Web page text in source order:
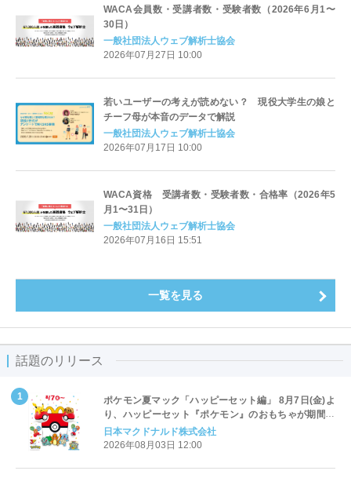
WACA会員数・受講者数・受験者数（2026年6月1〜
30日）
一般社団法人ウェブ解析士協会
2026年07月27日 10:00
若いユーザーの考えが読めない？ 現役大学生の娘と
チーフ母が本音のデータで解説
一般社団法人ウェブ解析士協会
2026年07月17日 10:00
WACA資格 受講者数・受験者数・合格率（2026年5
月1〜31日）
一般社団法人ウェブ解析士協会
2026年07月16日 15:51
一覧を見る
話題のリリース
ポケモン夏マック「ハッピーセット編」 8月7日(金)よ
り、ハッピーセット『ポケモン』のおもちゃが期間限
定登場
日本マクドナルド株式会社
2026年08月03日 12:00